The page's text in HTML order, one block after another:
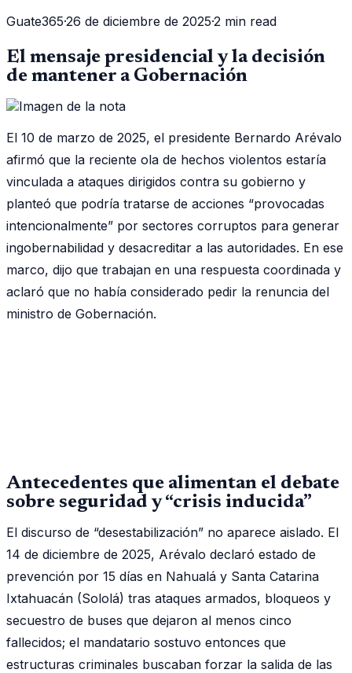
Guate365·26 de diciembre de 2025·2 min read
El mensaje presidencial y la decisión
de mantener a Gobernación
El 10 de marzo de 2025, el presidente Bernardo Arévalo
afirmó que la reciente ola de hechos violentos estaría
vinculada a ataques dirigidos contra su gobierno y
planteó que podría tratarse de acciones “provocadas
intencionalmente” por sectores corruptos para generar
ingobernabilidad y desacreditar a las autoridades. En ese
marco, dijo que trabajan en una respuesta coordinada y
aclaró que no había considerado pedir la renuncia del
ministro de Gobernación.
Antecedentes que alimentan el debate
sobre seguridad y “crisis inducida”
El discurso de “desestabilización” no aparece aislado. El
14 de diciembre de 2025, Arévalo declaró estado de
prevención por 15 días en Nahualá y Santa Catarina
Ixtahuacán (Sololá) tras ataques armados, bloqueos y
secuestro de buses que dejaron al menos cinco
fallecidos; el mandatario sostuvo entonces que
estructuras criminales buscaban forzar la salida de las